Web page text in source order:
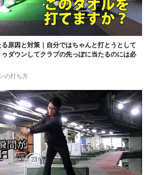
原因と対策｜自分ではちゃんと打とうとして
ダウンしてクラブの先っぽに当たるのには必
の打ち方